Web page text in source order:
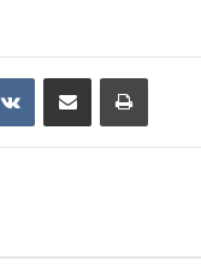
VKontakte
Share via Email Print